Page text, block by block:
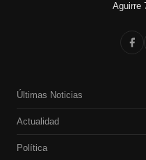
Aguirre
Últimas Noticias
Actualidad
Política